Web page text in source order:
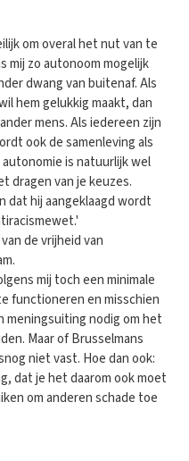
om overal het nut van te
mij zo autonoom mogelijk
dwang van buitenaf. Als
hem gelukkig maakt, dan
mens. Als iedereen zijn
ook de samenleving als
is natuurlijk wel
dragen van je keuzes.
dat hij aangeklaagd wordt
de vrijheid van
mij toch een minimale
functioneren en misschien
meningsuiting nodig om het
Maar of Brusselmans
niet vast. Hoe dan ook:
dat je het daarom ook moet
om anderen schade toe